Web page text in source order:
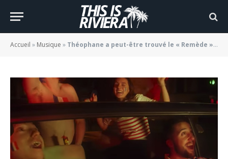
Accueil » Musique » Théophane a peut-être trouvé le « Remède » dans son dernier clip
dernier clip
BY JADE MORGANE BLOGGER 04/02/2021